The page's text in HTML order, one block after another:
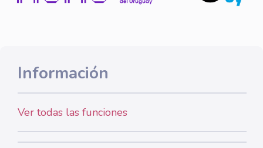
Información
Ver todas las funciones